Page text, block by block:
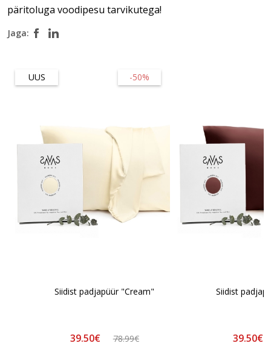
päritoluga voodipesu tarvikutega!
Jaga:
-50%
UUS
Siidist padjapüür "Cream"
39.50€ 78.99€
Siidist
39.50€